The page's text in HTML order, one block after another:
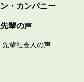
ン・カンパニー
先輩の声
先輩社会人の声